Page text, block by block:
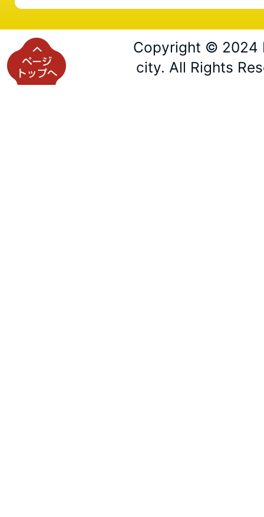
Copyright © 2024
city. All Rights